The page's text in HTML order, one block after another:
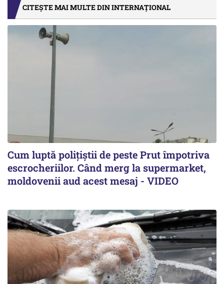
CITEȘTE MAI MULTE DIN INTERNAȚIONAL
Cum luptă polițiștii de peste Prut împotriva
escrocheriilor. Când merg la supermarket,
moldovenii aud acest mesaj - VIDEO